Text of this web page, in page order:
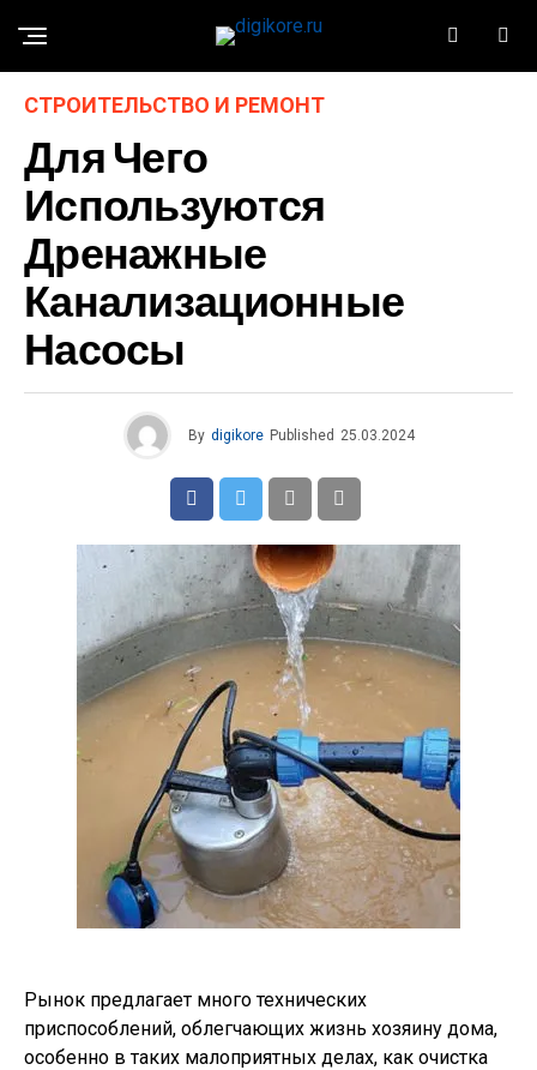
СТРОИТЕЛЬСТВО И РЕМОНТ
Для Чего
Используются
Дренажные
Канализационные
Насосы
By digikore Published 25.03.2024
Рынок предлагает много технических
приспособлений, облегчающих жизнь хозяину дома,
особенно в таких малоприятных делах, как очистка